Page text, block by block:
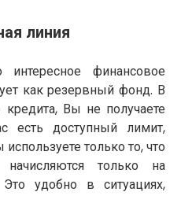
линия
финансовое
как резервный фонд. В
кредита, Вы не получаете
есть доступный лимит,
только то, что
только на
удобно в ситуациях,